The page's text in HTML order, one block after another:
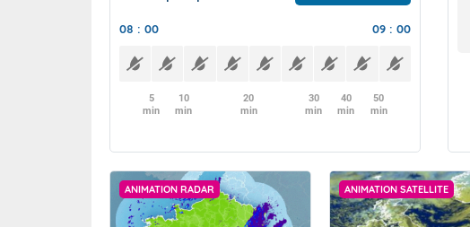
08 : 00 09 : 00
5
min
10
min
20
min
30
min
40
min
50
min
ANIMATION RADAR ANIMATION SATELLITE